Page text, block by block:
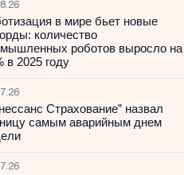
в мире бьет новые
количество
роботов выросло на
в 2025 году
Страхование” назвал
самым аварийным днем